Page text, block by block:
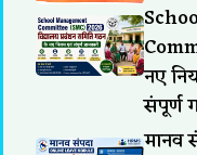
नए
संपूर्ण
मानव